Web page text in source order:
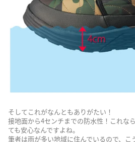
そしてこれがなんともありがたい！
接地面から4センチまでの防水性！これな
ても安心なんですよね。
筆者は雨が多い地域に住んでいるので、こ